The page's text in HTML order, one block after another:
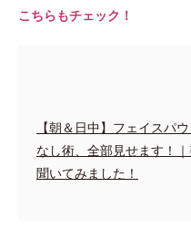
こちらもチェック！
【朝＆日中】フェイスパ
なし術、全部見せます！
聞いてみました！